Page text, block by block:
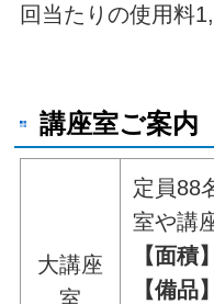
回当たりの使用料
講座室ご案内
大講座
室
定員88
室や講
【面積】
【備品